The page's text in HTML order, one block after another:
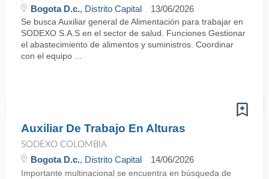
Bogota D.c., Distrito Capital 13/06/2026
Se busca Auxiliar general de Alimentación para trabajar en
SODEXO S.A.S en el sector de salud. Funciones Gestionar
el abastecimiento de alimentos y suministros. Coordinar
con el equipo ...
Auxiliar De Trabajo En Alturas
SODEXO COLOMBIA
Bogota D.c., Distrito Capital 14/06/2026
Importante multinacional se encuentra en búsqueda de